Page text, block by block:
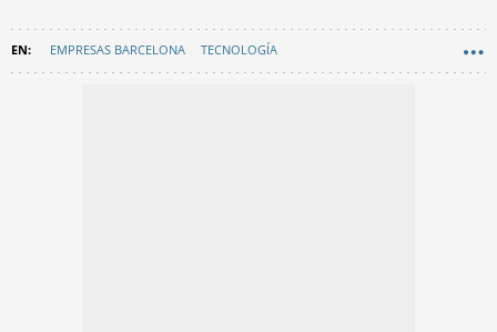
EMPRESAS BARCELONA TECNOLOGÍA